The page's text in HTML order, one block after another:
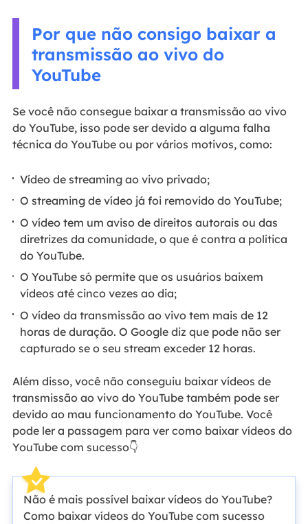
Por que não consigo baixar a
transmissão ao vivo do
YouTube
Se você não consegue baixar a transmissão ao vivo
do YouTube, isso pode ser devido a alguma falha
técnica do YouTube ou por vários motivos, como:
Vídeo de streaming ao vivo privado;
O streaming de vídeo já foi removido do YouTube;
O vídeo tem um aviso de direitos autorais ou das
diretrizes da comunidade, o que é contra a política
do YouTube.
O YouTube só permite que os usuários baixem
vídeos até cinco vezes ao dia;
O vídeo da transmissão ao vivo tem mais de 12
horas de duração. O Google diz que pode não ser
capturado se o seu stream exceder 12 horas.
Além disso, você não conseguiu baixar vídeos de
transmissão ao vivo do YouTube também pode ser
devido ao mau funcionamento do YouTube. Você
pode ler a passagem para ver como baixar vídeos do
YouTube com sucesso👇
Não é mais possível baixar vídeos do YouTube?
Como baixar vídeos do YouTube com sucesso